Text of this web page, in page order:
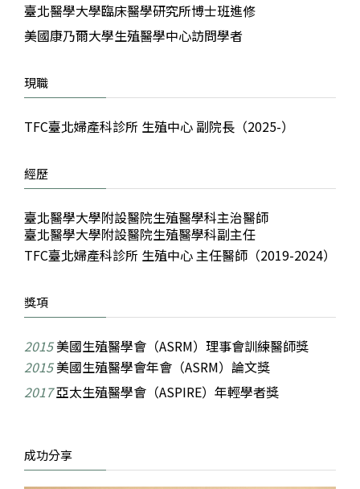
臺北醫學大學臨床醫學研究所博士班進修
美國康乃爾大學生殖醫學中心訪問學者
現職
TFC臺北婦產科診所 生殖中心 副院長（2025-）
經歷
臺北醫學大學附設醫院生殖醫學科主治醫師
臺北醫學大學附設醫院生殖醫學科副主任
TFC臺北婦產科診所 生殖中心 主任醫師（2019-2024）
獎項
2015 美國生殖醫學會（ASRM）理事會訓練醫師獎
2015 美國生殖醫學會年會（ASRM）論文獎
2017亞太生殖醫學會（ASPIRE）年輕學者獎
成功分享